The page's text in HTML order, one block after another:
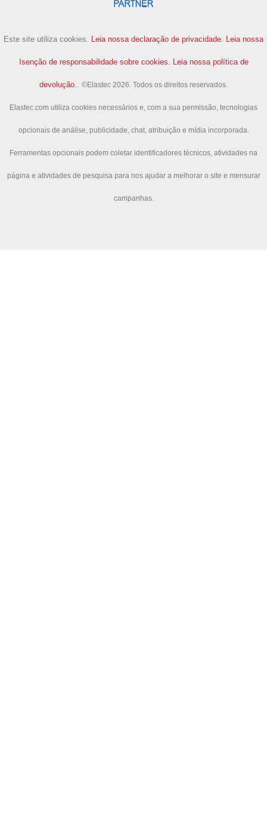
Este site utiliza cookies. Leia nossa declaração de privacidade. Leia nossa
Isenção de responsabilidade sobre cookies. Leia nossa política de
devolução.. ©Elastec 2026. Todos os direitos reservados.
Elastec.com utiliza cookies necessários e, com a sua permissão, tecnologias
opcionais de análise, publicidade, chat, atribuição e mídia incorporada.
Ferramentas opcionais podem coletar identificadores técnicos, atividades na
página e atividades de pesquisa para nos ajudar a melhorar o site e mensurar
campanhas.